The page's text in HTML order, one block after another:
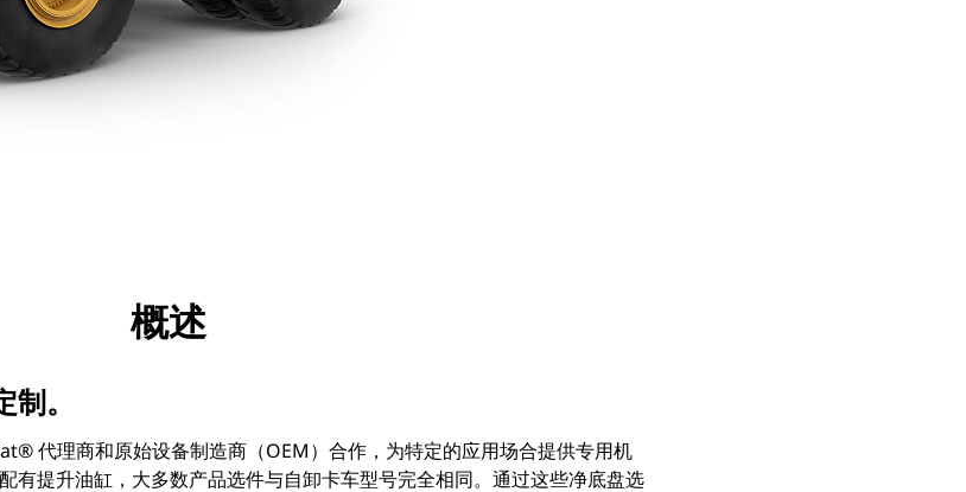
展示
概述
。
代理商和原始设备制造商（OEM）合作，为特定的应用场合提供专用机
有提升油缸，大多数产品选件与自卸卡车型号完全相同。通过这些净底盘选